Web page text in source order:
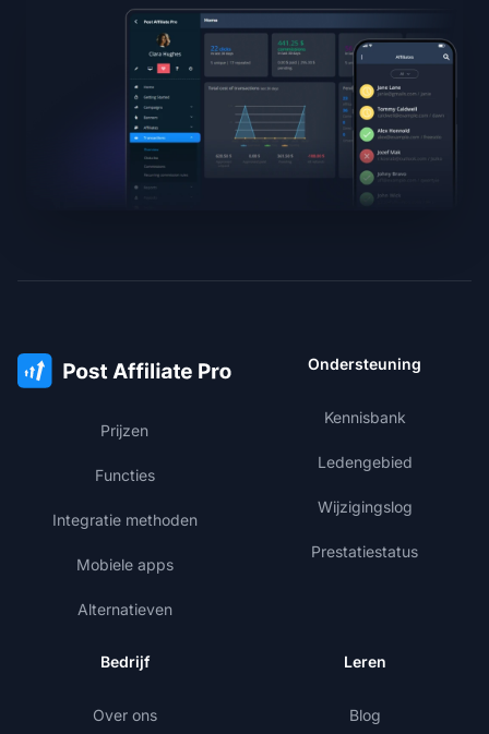
Prijzen
Functies
Integratie methoden
Mobiele apps
Alternatieven
Ondersteuning
Kennisbank
Ledengebied
Wijzigingslog
Prestatiestatus
Bedrijf
Over ons
Leren
Blog